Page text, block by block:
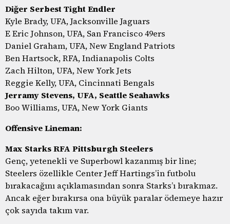
Diğer Serbest Tight Endler
Kyle Brady, UFA, Jacksonville Jaguars
E Eric Johnson, UFA, San Francisco 49ers
Daniel Graham, UFA, New England Patriots
Ben Hartsock, RFA, Indianapolis Colts
Zach Hilton, UFA, New York Jets
Reggie Kelly, UFA, Cincinnati Bengals
Jerramy Stevens, UFA, Seattle Seahawks
Boo Williams, UFA, New York Giants
Offensive Lineman:
Max Starks RFA Pittsburgh Steelers
Genç, yetenekli ve Superbowl kazanmış bir line;
Steelers özellikle Center Jeff Hartings’in futbolu
bırakacağını açıklamasından sonra Starks’ı bırakmaz.
Ancak eğer bırakırsa ona büyük paralar ödemeye hazır
çok sayıda takım var.